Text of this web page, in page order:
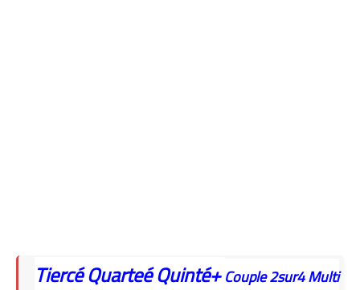
TiercéQuarteéQuinté+Couple2sur4Multi